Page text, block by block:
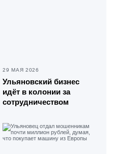
29 МАЯ 2026
Ульяновский бизнес
идёт в колонии за
сотрудничеством